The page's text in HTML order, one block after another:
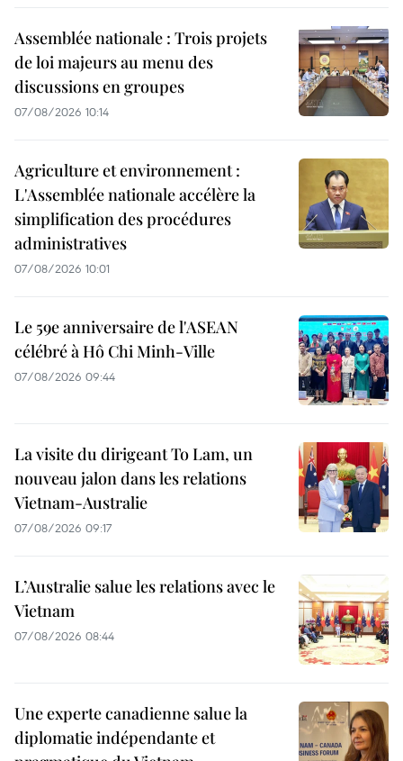
Assemblée nationale : Trois projets
de loi majeurs au menu des
discussions en groupes
07/08/2026 10:14
Agriculture et environnement :
L'Assemblée nationale accélère la
simplification des procédures
administratives
07/08/2026 10:01
Le 59e anniversaire de l'ASEAN
célébré à Hô Chi Minh-Ville
07/08/2026 09:44
La visite du dirigeant To Lam, un
nouveau jalon dans les relations
Vietnam-Australie
07/08/2026 09:17
L’Australie salue les relations avec le
Vietnam
07/08/2026 08:44
Une experte canadienne salue la
diplomatie indépendante et